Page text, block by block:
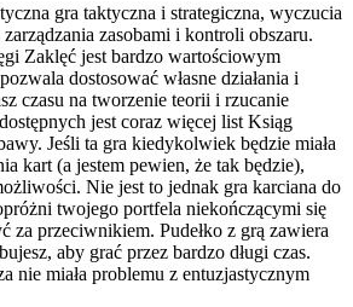
gra taktyczna i strategiczna, wyczucia
zasobami i kontroli obszaru.
Zaklęć jest bardzo wartościowym
dostosować własne działania i
czasu na tworzenie teorii i rzucanie
jest coraz więcej list Ksiąg
Jeśli ta gra kiedykolwiek będzie miała
kart (a jestem pewien, że tak będzie),
Nie jest to jednak gra karciana do
twojego portfela niekończącymi się
za przeciwnikiem. Pudełko z grą zawiera
aby grać przez bardzo długi czas.
nie miała problemu z entuzjastycznym